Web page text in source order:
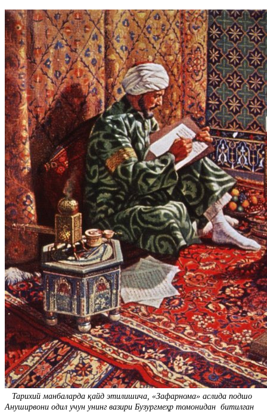
Тарихий манбаларда қайд этилишича, «Зафарнома» аслида подшо
Ануширвони одил учун унинг вазири Бузургмеҳр томонидан битилган